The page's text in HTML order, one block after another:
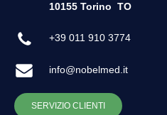
10155 Torino TO
+39 011 910 3774
info@nobelmed.it
SERVIZIO CLIENTI